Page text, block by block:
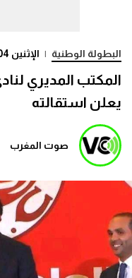
البطولة الوطنية | الإثنين 04 مايو 2026 - 09:53
المكتب المديري
يعلن استقالته
صوت المغرب